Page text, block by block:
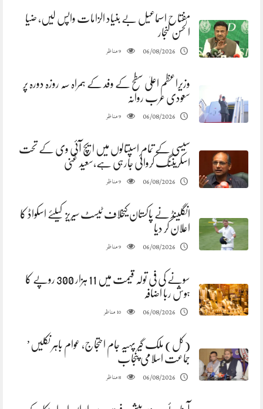
مفتاح اسماعیل بے بنیاد الزامات واپس لیں، ضیا
الحسن لنجار
06/08/2026
9مناظر
وزیراعظم اعلیٰ سطح کے وفد کے ہمراہ سہ روزہ دورہ پر
سعودی عرب روانہ
06/08/2026
9مناظر
سیسی کے تمام اسپتالوں میں ایچ آئی وی کے تحت
اسکریننگ کروائی جارہی ہے،سعید غنی
06/08/2026
9مناظر
انگلینڈ نے پاکستان کیخلاف ٹیسٹ سیریز کیلئے اسکواڈ کا
اعلان کر دیا
06/08/2026
9مناظر
سونے کی فی تولہ قیمت میں 11 ہزار 300 روپے کا
ہوش ربا اضافہ
06/08/2026
10مناظر
(کل) ملک گیر پہیہ جام احتجاج، عوام باہر نکلیں’
جماعت اسلامی پنجاب
06/08/2026
8مناظر